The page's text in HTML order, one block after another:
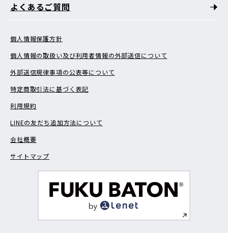
よくあるご質問
個人情報保護方針
個人情報の取扱い及び利用者情報の外部送信について
外部送信規律事項の公表等について
特定商取引法に基づく表記
利用規約
LINEの友だち追加方法について
会社概要
サイトマップ